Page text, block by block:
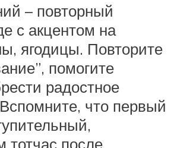
– повторный
с акцентом на
ягодицы. Повторите
помогите
радостное
что первый
тотчас после